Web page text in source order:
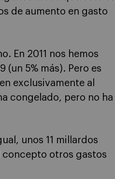
de aumento en gasto
En 2011 nos hemos
(un 5% más). Pero es
exclusivamente al
congelado, pero no ha
unos 11 millardos
concepto otros gastos